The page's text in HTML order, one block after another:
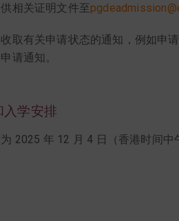
相关证明文件至
取有关申请状态的通知，例如申
请通知。
入学安排
2025 年 12 月 4 日（香港时间